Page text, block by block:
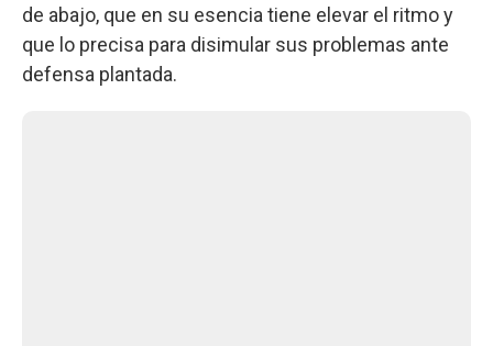
de abajo, que en su esencia tiene elevar el ritmo y
que lo precisa para disimular sus problemas ante
defensa plantada.